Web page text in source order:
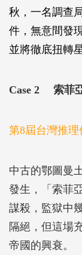
秋，一名調查
件，無意間發
並將徹底扭轉
Case 2 索菲
第8屆台灣推
中古的鄂圖曼
發生，「索菲
謀殺，監獄中
隔絕，但這場
帝國的興衰。